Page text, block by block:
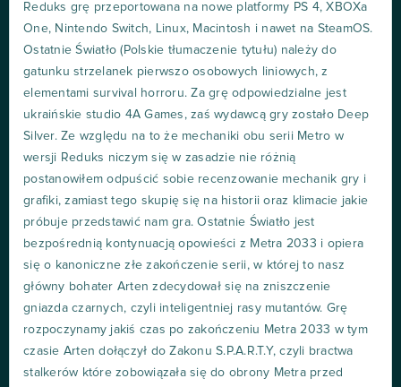
Reduks grę przeportowana na nowe platformy PS 4, XBOXa
One, Nintendo Switch, Linux, Macintosh i nawet na SteamOS.
Ostatnie Światło (Polskie tłumaczenie tytułu) należy do
gatunku strzelanek pierwszo osobowych liniowych, z
elementami survival horroru. Za grę odpowiedzialne jest
ukraińskie studio 4A Games, zaś wydawcą gry zostało Deep
Silver. Ze względu na to że mechaniki obu serii Metro w
wersji Reduks niczym się w zasadzie nie różnią
postanowiłem odpuścić sobie recenzowanie mechanik gry i
grafiki, zamiast tego skupię się na historii oraz klimacie jakie
próbuje przedstawić nam gra. Ostatnie Światło jest
bezpośrednią kontynuacją opowieści z Metra 2033 i opiera
się o kanoniczne złe zakończenie serii, w której to nasz
główny bohater Arten zdecydował się na zniszczenie
gniazda czarnych, czyli inteligentniej rasy mutantów. Grę
rozpoczynamy jakiś czas po zakończeniu Metra 2033 w tym
czasie Arten dołączył do Zakonu S.P.A.R.T.Y, czyli bractwa
stalkerów które zobowiązała się do obrony Metra przed